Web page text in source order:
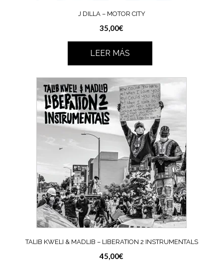
J DILLA – MOTOR CITY
35,00€
LEER MÁS
TALIB KWELI & MADLIB – LIBERATION 2 INSTRUMENTALS
45,00€